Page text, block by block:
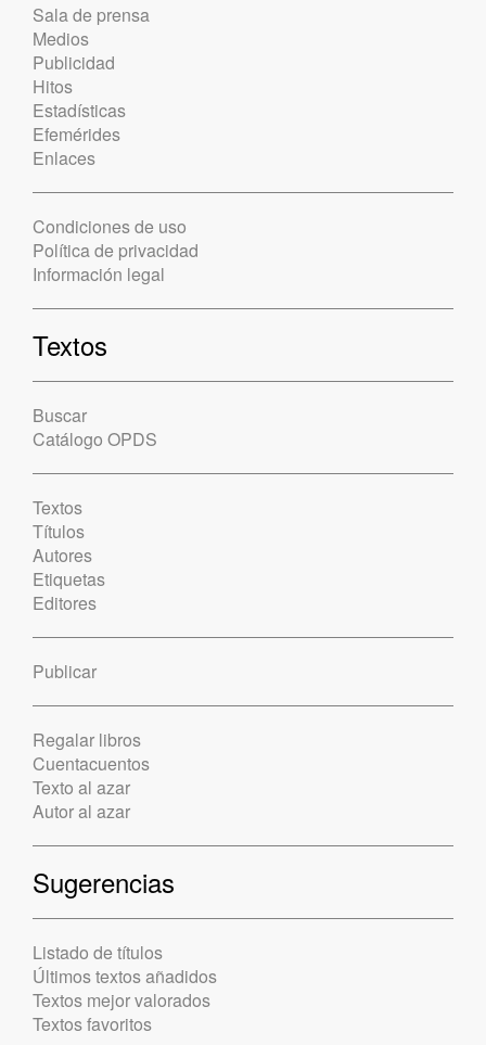
Sala de prensa
Medios
Publicidad
Hitos
Estadísticas
Efemérides
Enlaces
Condiciones de uso
Política de privacidad
Información legal
Textos
Buscar
Catálogo OPDS
Textos
Títulos
Autores
Etiquetas
Editores
Publicar
Regalar libros
Cuentacuentos
Texto al azar
Autor al azar
Sugerencias
Listado de títulos
Últimos textos añadidos
Textos mejor valorados
Textos favoritos